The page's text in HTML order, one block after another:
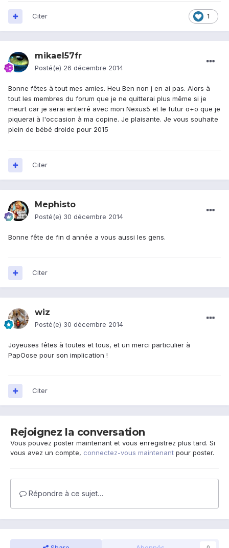
1
Citer
mikael57fr
Posté(e) 26 décembre 2014
Bonne fêtes à tout mes amies. Heu Ben non j en ai pas. Alors à
tout les membres du forum que je ne quitterai plus même si je
meurt car je serai enterré avec mon Nexus5 et le futur o+o que je
piquerai à l'occasion à ma copine. Je plaisante. Je vous souhaite
plein de bébé droide pour 2015
Citer
Mephisto
Posté(e) 30 décembre 2014
Bonne fête de fin d année a vous aussi les gens.
Citer
wiz
Posté(e) 30 décembre 2014
Joyeuses fêtes à toutes et tous, et un merci particulier à
PapOose pour son implication !
Citer
Rejoignez la conversation
Vous pouvez poster maintenant et vous enregistrez plus tard. Si
vous avez un compte, connectez-vous maintenant pour poster.
Répondre à ce sujet…